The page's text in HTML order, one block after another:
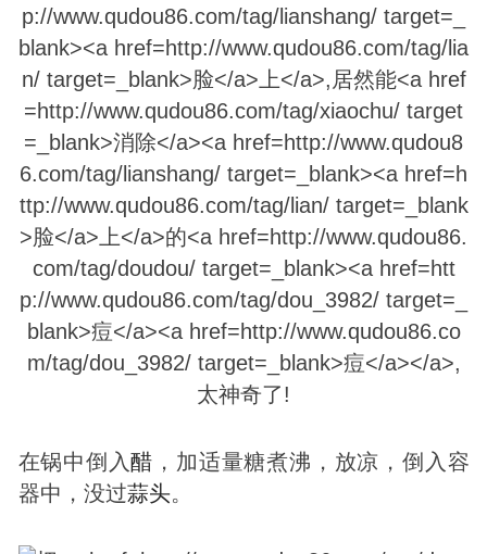
在锅中倒入醋 ，加适量糖煮沸，放凉，倒入容
器中，没过蒜头。